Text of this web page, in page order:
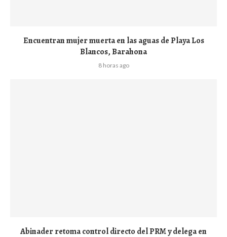
Encuentran mujer muerta en las aguas de Playa Los
Blancos, Barahona
8 horas ago
Abinader retoma control directo del PRM y delega en